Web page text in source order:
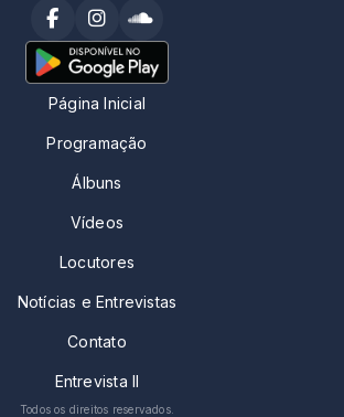
Página Inicial
Programação
Álbuns
Vídeos
Locutores
Notícias e Entrevistas
Contato
Entrevista II
Todos os direitos reservados.